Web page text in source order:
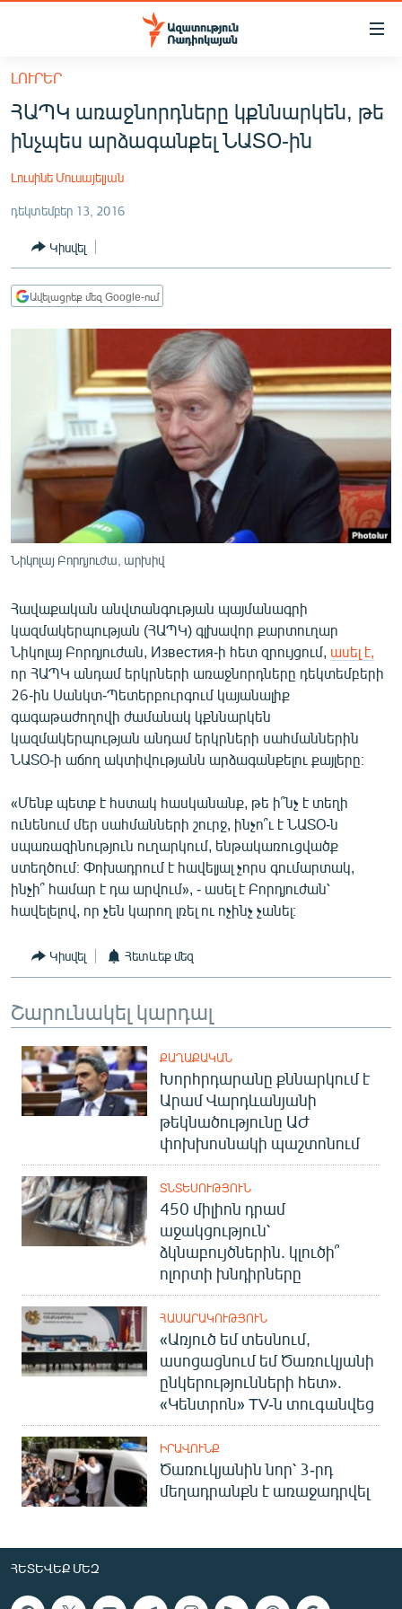
Մատչելիության
հիմնական
բովանդակությանը
Անցնել
հիմնական
մենյուին
ՔԱՂԱՔԱԿԱՆ
ԸՆՏՐՈՒԹՅՈՒՆՆԵՐ 2026
ԻՐԱՎՈՒՆՔ
ՀԱՍԱՐԱԿՈՒԹՅՈՒՆ
ՏՆՏԵՍՈՒԹՅՈՒՆ
ՊԱՏԵՐԱԶՄԻ 6 ՇԱԲԱԹՆԵՐԸ
ՏԱՐԱԾԱՇՐՋԱՆ
ՄԻՋԱԶԳԱՅԻՆ
ՄՇԱԿՈՒՅԹ
ՍՊՈՐՏ
ՄԵԿՆԱԲԱՆՈՒԹՅՈՒՆ
ՏՏ ԵՒ ԻՆՏԵՐՆԵՏ
ԱՐԽԻՎ
ՏԵՍԱՆՅՈՒԹԵՐ
ԲԱՆԱՎԵՃ
ՁԳՏԵԼՈՎ ԼԱՎԱԳՈՒՅՆԻՆ
ՓՈԴՔԱՍԹ
English
Русский
ՀԵՏԵՎԵՔ ՄԵԶ
«Ազատության» բոլոր կայքերը
ԼՈՒՐԵՐ
ՀԱՊԿ առաջնորդները կքննարկեն, թե
ինչպես արձագանքել ՆԱՏՕ-ին
Լուսինե Մուսայելյան
դեկտեմբեր 13, 2016
Կիսվել
Ավելացրեք մեզ Google-ում
Նիկոլայ Բորդյուժա, արխիվ
Հավաքական անվտանգության պայմանագրի
կազմակերպության (ՀԱՊԿ) գլխավոր քարտուղար
Նիկոլայ Բորդյուժան, Известия-ի հետ զրույցում, ասել է,
որ ՀԱՊԿ անդամ երկրների առաջնորդները դեկտեմբերի
26-ին Սանկտ-Պետերբուրգում կայանալիք
գագաթաժողովի ժամանակ կքննարկեն
կազմակերպության անդամ երկրների սահմաններին
ՆԱՏՕ-ի աճող ակտիվությանն արձագանքելու քայլերը։
«Մենք պետք է հստակ հասկանանք, թե ի՞նչ է տեղի
ունենում մեր սահմանների շուրջ, ինչո՞ւ է ՆԱՏՕ-ն
սպառազինություն ուղարկում, ենթակառուցվածք
ստեղծում։ Փոխադրում է հավելյալ չորս գումարտակ,
ինչի՞ համար է դա արվում», - ասել է Բորդյուժան՝
հավելելով, որ չեն կարող լռել ու ոչինչ չանել։
Կիսվել Հետևեք մեզ
Շարունակել կարդալ
ՔԱՂԱՔԱԿԱՆ
Խորհրդարանը քննարկում է
Արամ Վարդևանյանի
թեկնածությունը ԱԺ
փոխխոսնակի պաշտոնում
ՏՆՏԵՍՈՒԹՅՈՒՆ
450 միլիոն դրամ
աջակցություն՝
ձկնաբույծներին. կլուծի՞
ոլորտի խնդիրները
ՀԱՍԱՐԱԿՈՒԹՅՈՒՆ
«Առյուծ եմ տեսնում,
ասոցացնում եմ Ծառուկյանի
ընկերությունների հետ».
«Կենտրոն» TV-ն տուգանվեց
ԻՐԱՎՈՒՆՔ
Ծառուկյանին նոր՝ 3-րդ
մեղադրանքն է առաջադրվել
ՀԵՏԵՎԵՔ ՄԵԶ